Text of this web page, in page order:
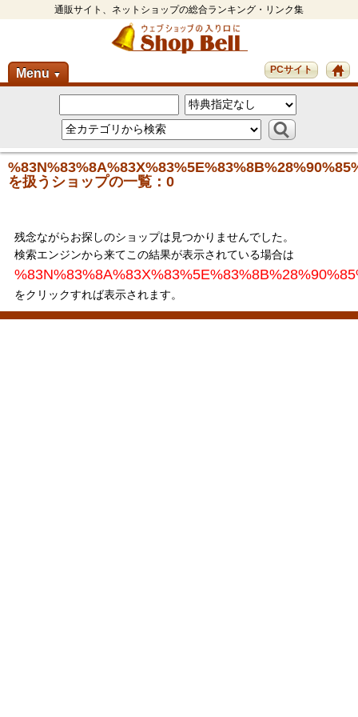
通販サイト、ネットショップの総合ランキング・リンク集
Menu ▼ PCサイト
を扱うショップの一覧：0
残念ながらお探しのショップは見つかりませんでした。
検索エンジンから来てこの結果が表示されている場合は
をクリックすれば表示されます。